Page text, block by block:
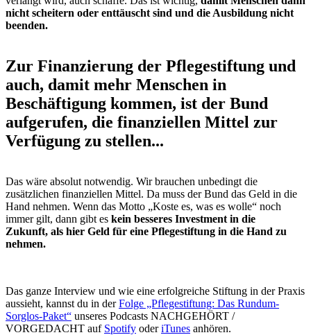
nicht scheitern oder enttäuscht sind und die Ausbildung nicht
beenden.
Zur Finanzierung der Pflegestiftung und
auch, damit mehr Menschen in
Beschäftigung kommen, ist der Bund
aufgerufen, die finanziellen Mittel zur
Verfügung zu stellen...
Das wäre absolut notwendig. Wir brauchen unbedingt die
zusätzlichen finanziellen Mittel. Da muss der Bund das Geld in die
Hand nehmen. Wenn das Motto „Koste es, was es wolle“ noch
immer gilt, dann gibt es kein besseres Investment in die
Zukunft, als hier Geld für eine Pflegestiftung in die Hand zu
nehmen.
Das ganze Interview und wie eine erfolgreiche Stiftung in der Praxis
aussieht, kannst du in derFolge „Pflegestiftung: Das Rundum-
Sorglos-Paket“ unseres Podcasts NACHGEHÖRT /
VORGEDACHT auf Spotify oderiTunes anhören.